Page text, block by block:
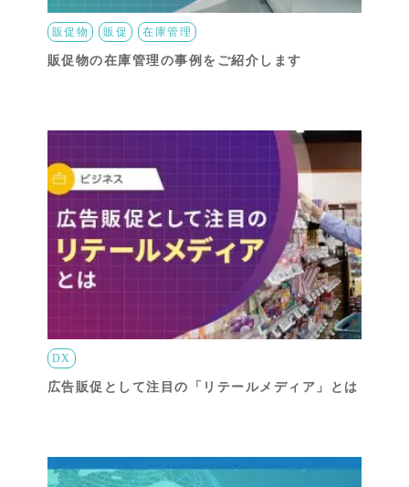
販促物 販促 在庫管理
販促物の在庫管理の事例をご紹介します
DX
広告販促として注目の「リテールメディア」とは